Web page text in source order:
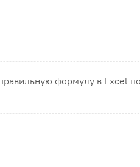
формулу в Excel